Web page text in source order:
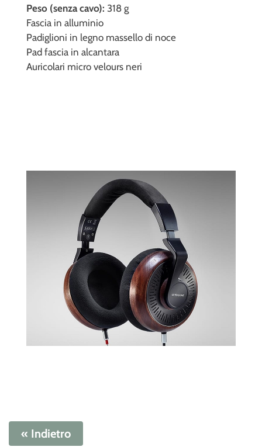
Peso (senza cavo): 318 g
Fascia in alluminio
Padiglioni in legno massello di noce
Pad fascia in alcantara
Auricolari micro velours neri
« Indietro